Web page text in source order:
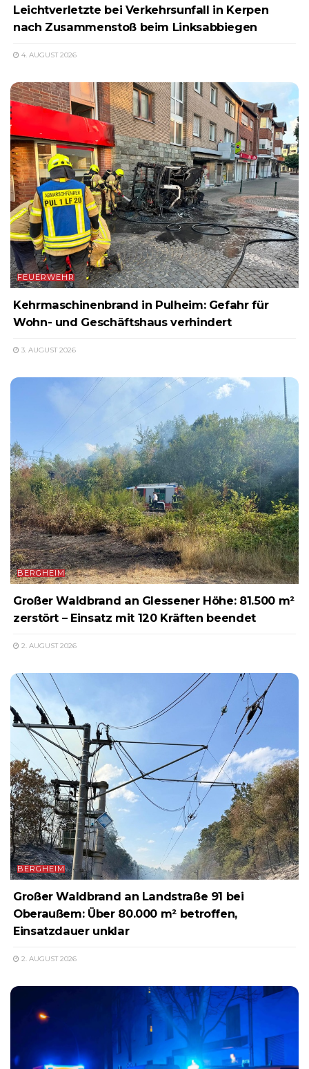
Leichtverletzte bei Verkehrsunfall in Kerpen
nach Zusammenstoß beim Linksabbiegen
4. AUGUST 2026
FEUERWEHR
Kehrmaschinenbrand in Pulheim: Gefahr für
Wohn- und Geschäftshaus verhindert
3. AUGUST 2026
BERGHEIM
Großer Waldbrand an Glessener Höhe: 81.500 m²
zerstört – Einsatz mit 120 Kräften beendet
2. AUGUST 2026
BERGHEIM
Großer Waldbrand an Landstraße 91 bei
Oberaußem: Über 80.000 m² betroffen,
Einsatzdauer unklar
2. AUGUST 2026